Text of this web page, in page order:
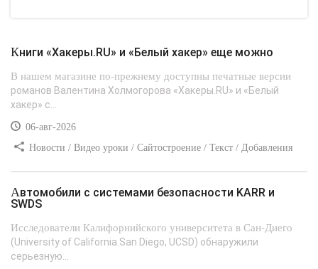
Книги «Хакеры.RU» и «Белый хакер» еще можно
В нашем магазине по-прежнему доступны печатные версии
романов Валентина Холмогорова «Хакеры.RU» и «Белый
хакер» с...
06-авг-2026
Новости / Видео уроки / Сайтостроение / Текст / Добавления
Автомобили с системами безопасности KARR и
SWDS
Исследователи Калифорнийского университета в Сан-Диего
(University of California San Diego, UCSD) обнаружили
серьезную...